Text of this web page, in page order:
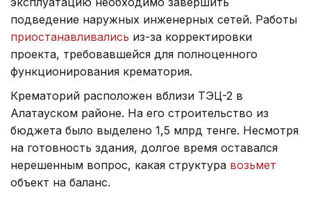
подведение наружных инженерных сетей. Работы
приостанавливались из-за корректировки
проекта, требовавшейся для полноценного
функционирования крематория.
Крематорий расположен вблизи ТЭЦ-2 в
Алатауском районе. На его строительство из
бюджета было выделено 1,5 млрд тенге. Несмотря
на готовность здания, долгое время оставался
нерешенным вопрос, какая структура возьмет
объект на баланс.